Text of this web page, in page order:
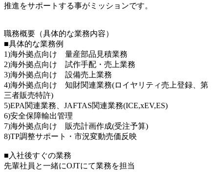
推進をサポートする事がミッションです。
職務概要（具体的な業務内容）
■具体的な業務例
1)海外拠点向け 量産部品見積業務
2)海外拠点向け 試作手配・売上業務
3)海外拠点向け 設備売上業務
4)海外拠点向け 知財関連業務(ロイヤリティ売上登録、第
三者販売特許)
5)EPA関連業務、JAFTAS関連業務(ICE,xEV,ES)
6)安全保障輸出管理
7)海外拠点向け 販売計画作成(受注予算)
8)TP調整サポート・市況変動売価反映
■入社後すぐの業務
先輩社員と一緒にOJTにて業務を担当